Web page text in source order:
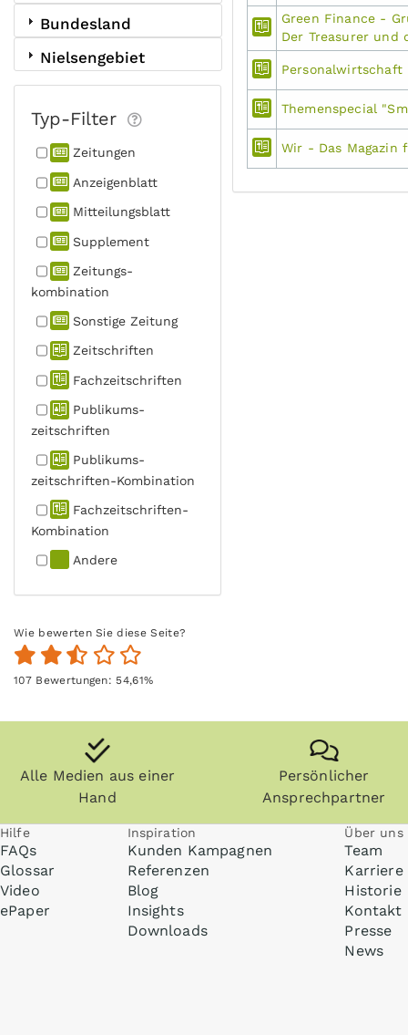
Bundesland
Nielsengebiet
Typ-Filter
Zeitungen
Anzeigen­blatt
Mitteilungs­blatt
Supplement
Zeitungs­
kombination
Sonstige Zeitung
Zeitschriften
Fachzeit­schriften
Publikums­
zeitschriften
Publikums­
zeitschriften-Kombination
Fachzeit­schriften-
Kombination
Andere
Green Finance -
Der Treasurer und
Personalwirtschaft
Themenspecial
Wir - Das Magazin
Wie bewerten Sie diese Seite?
107Bewertungen: 54,61%
Alle Medien aus einer
Hand
Persönlicher
Ansprechpartner
Hilfe
FAQs
Glossar
Video
ePaper
Inspiration
Kunden Kampagnen
Referenzen
Blog
Insights
Downloads
Über uns
Team
Karriere
Historie
Kontakt
Presse
News